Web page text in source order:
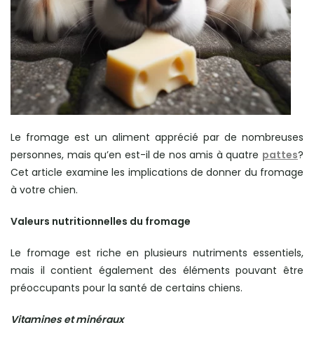
Le fromage est un aliment apprécié par de nombreuses
personnes, mais qu’en est-il de nos amis à quatre pattes?
Cet article examine les implications de donner du fromage
à votre chien.
Valeurs nutritionnelles du fromage
Le fromage est riche en plusieurs nutriments essentiels,
mais il contient également des éléments pouvant être
préoccupants pour la santé de certains chiens.
Vitamines et minéraux